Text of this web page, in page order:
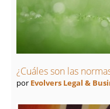
¿Cuáles son las
por Evolvers Legal &